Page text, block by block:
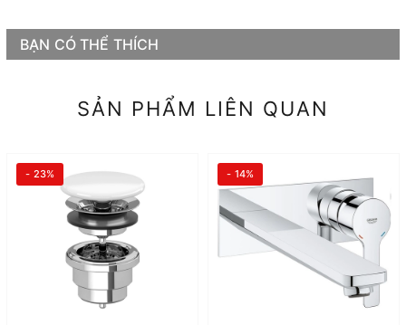
BẠN CÓ THỂ THÍCH
SẢN PHẨM LIÊN QUAN
- 23% - 14%